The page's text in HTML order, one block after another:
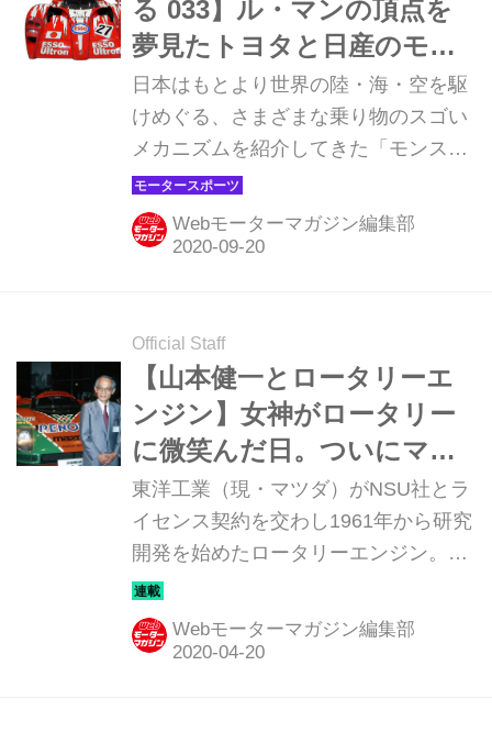
る 033】ル・マンの頂点を
夢見たトヨタと日産のモン
スターマシン
日本はもとより世界の陸・海・空を駆
けめぐる、さまざまな乗り物のスゴい
メカニズムを紹介してきた「モンスタ
ーマシンに昂ぶる」。復刻版の第33回
は、ガソリンエンジンでル・マンの頂
点を目指したトヨタと日産の象徴的な
ています）
Webモーターマガジン編集部
Official Staff
【山本健一とロータリーエ
ンジン】女神がロータリー
に微笑んだ日。ついにマツ
ダ787Bがル・マンを制覇
［最終回］
東洋工業（現・マツダ）がNSU社とラ
イセンス契約を交わし1961年から研究
開発を始めたロータリーエンジン。
1951年にフェリックス・ヴァンケル博
士が発明したもので、「夢のエンジ
ン」とまで言われたが、実際には未完
Webモーターマガジン編集部